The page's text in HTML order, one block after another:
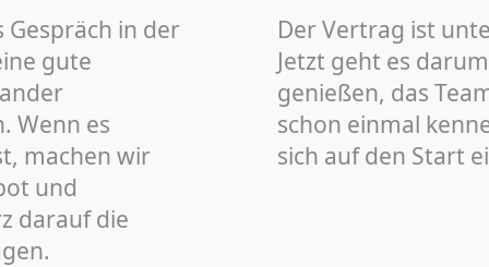
Gespräch in der
gute
Wenn es
machen wir
und
darauf die
Der Vertrag ist
Jetzt geht es
genießen, das
schon einmal
sich auf den Start